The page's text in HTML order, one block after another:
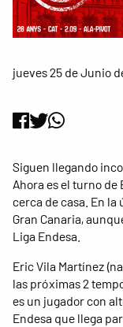
jueves 25 de Junio
Siguen llegando
Ahora es el turno
cerca de casa. En
Gran Canaria,
Liga Endesa.
Eric Vila Martínez
las próximas 2
es un jugador con
Endesa que llega